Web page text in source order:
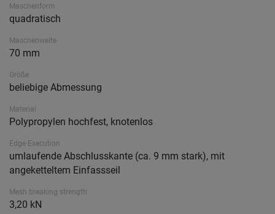
Maschenform
quadratisch
Maschenweite
70 mm
Größe
beliebige Abmessung
Material
Polypropylen hochfest, knotenlos
Edge Execution
umlaufende Abschlusskante (ca. 9 mm stark), mit
angeketteltem Einfassseil
Mesh breaking strength
3,20 kN